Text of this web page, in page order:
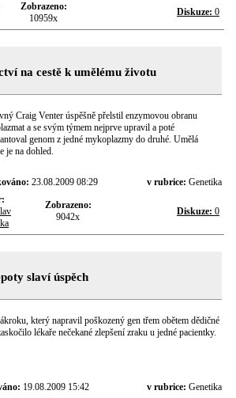
Zobrazeno:
10959x
Diskuze: 0
na cestě k umělému životu
Craig Venter úspěšně přelstil enzymovou obranu
a se svým týmem nejprve upravil a poté
genom z jedné mykoplazmy do druhé. Umělá
je na dohled.
23.08.2009 08:29 v rubrice: Genetika
Zobrazeno:
9042x
Diskuze: 0
slaví úspěch
který napravil poškozený gen třem obětem dědičné
lékaře nečekané zlepšení zraku u jedné pacientky.
19.08.2009 15:42 v rubrice: Genetika